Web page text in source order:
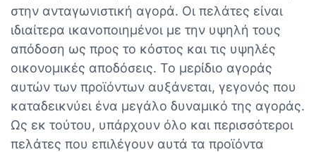
στην ανταγωνιστική αγορά. Οι πελάτες είναι
ιδιαίτερα ικανοποιημένοι με την υψηλή τους
απόδοση ως προς το κόστος και τις υψηλές
οικονομικές αποδόσεις. Το μερίδιο αγοράς
αυτών των προϊόντων αυξάνεται, γεγονός που
καταδεικνύει ένα μεγάλο δυναμικό της αγοράς.
Ως εκ τούτου, υπάρχουν όλο και περισσότεροι
πελάτες που επιλέγουν αυτά τα προϊόντα